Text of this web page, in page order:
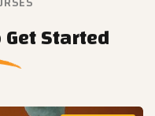
Started